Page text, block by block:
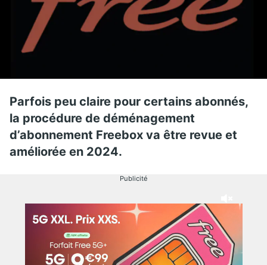
Parfois peu claire pour certains abonnés,
la procédure de déménagement
d’abonnement Freebox va être revue et
améliorée en 2024.
Publicité